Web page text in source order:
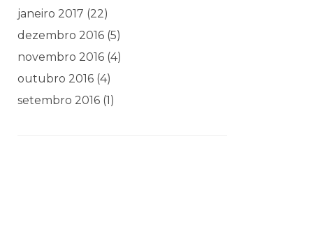
janeiro 2017 (22)
dezembro 2016 (5)
novembro 2016 (4)
outubro 2016 (4)
setembro 2016 (1)